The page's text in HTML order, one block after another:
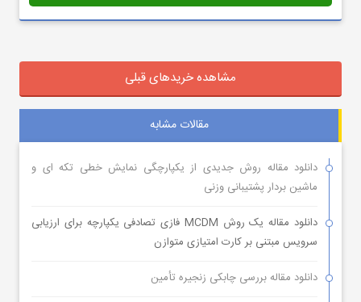
مشاهده خریدهای قبلی
مقالات مشابه
دانلود مقاله روش جدیدی از یکپارچگی نمایش خطی تکه ای و
ماشین بردار پشتیبانی وزنی
دانلود مقاله یک روش MCDM فازی تصادفی یکپارچه برای ارزیابی
سرویس مبتنی بر کارت امتیازی متوازن
دانلود مقاله بررسی چابکی زنجیره تأمین